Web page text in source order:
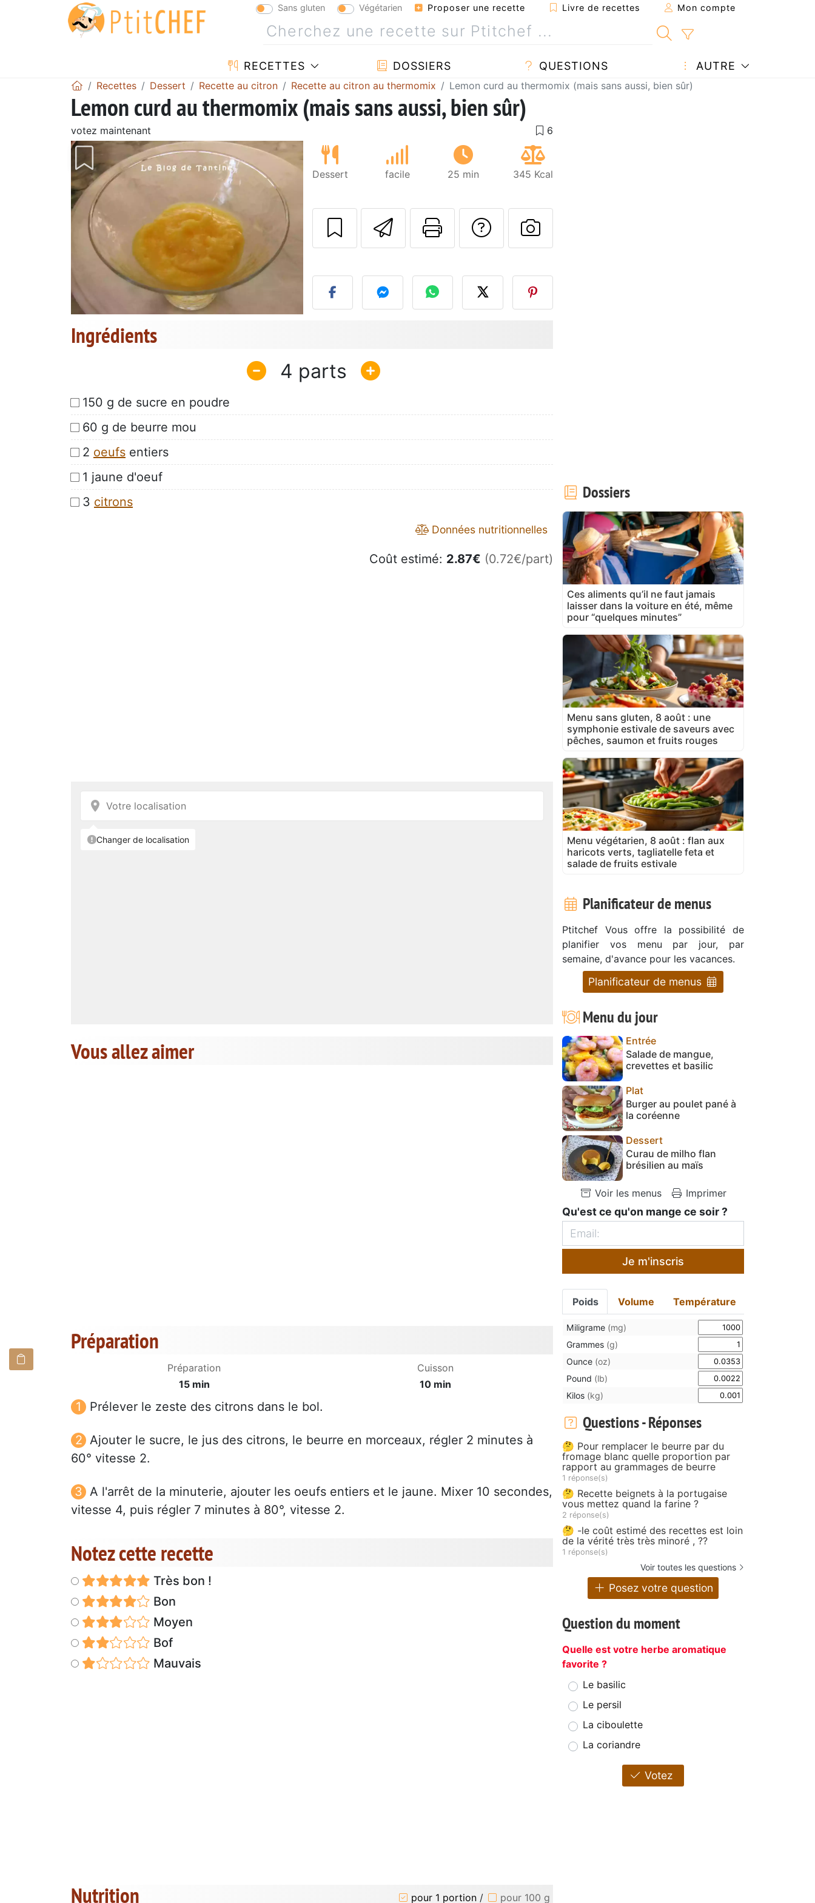
Sans gluten Végétarien Proposer une recette Livre de recettes Mon compte
RECETTES DOSSIERS QUESTIONS AUTRE
Recettes Dessert Recette au citron Recette au citron au thermomix Lemon curd au thermomix (mais sans aussi, bien sûr)
Lemon curd au thermomix (mais sans aussi, bien sûr)
votez maintenant
Dessert facile 25 min 345 Kcal
Envoyer cette recette à un ami
Imprimer cette page
Poser une question à l'auteur
Publier votre photo de cette
Ingrédients
4
150 g de sucre en poudre
60 g de beurre mou
2 oeufs entiers
1 jaune d'oeuf
3 citrons
Données nutritionnelles
Coût estimé: 2.87€ (0.72€/part)
Vous allez aimer
Préparation
Préparation
15 min
Cuisson
10 min
Prélever le zeste des citrons dans le bol.
Ajouter le sucre, le jus des citrons, le beurre en morceaux, régler 2 minutes à
60° vitesse 2.
A l'arrêt de la minuterie, ajouter les oeufs entiers et le jaune. Mixer 10 secondes,
vitesse 4, puis régler 7 minutes à 80°, vitesse 2.
Notez cette recette
Très bon !
Bon
Moyen
Bof
Mauvais
Nutrition pour 1 portion / pour 100 g
Dossiers
Ces aliments qu’il ne faut jamais
laisser dans la voiture en été, même
pour “quelques minutes”
Menu sans gluten, 8 août : une
symphonie estivale de saveurs avec
pêches, saumon et fruits rouges
Menu végétarien, 8 août : flan aux
haricots verts, tagliatelle feta et
salade de fruits estivale
Planificateur de menus
Ptitchef Vous offre la possibilité de
planifier vos menu par jour, par
semaine, d'avance pour les vacances.
Planificateur de menus
Menu du jour
Entrée
Salade de mangue,
crevettes et basilic
Plat
Burger au poulet pané à
la coréenne
Dessert
Curau de milho flan
brésilien au maïs
Voir les menus Imprimer
Qu'est ce qu'on mange ce soir ?
Je m'inscris
Poids Volume Température
Miligrame (mg)
Grammes (g)
Ounce (oz)
Pound (lb)
Kilos (kg)
Questions - Réponses
🤔 Pour remplacer le beurre par du
fromage blanc quelle proportion par
rapport au grammages de beurre
1 réponse(s)
🤔 Recette beignets à la portugaise
vous mettez quand la farine ?
2 réponse(s)
🤔 -le coût estimé des recettes est loin
de la vérité très très minoré , ??
1 réponse(s)
Voir toutes les questions
Posez votre question
Question du moment
Quelle est votre herbe aromatique
favorite ?
Le basilic
Le persil
La ciboulette
La coriandre
Votez